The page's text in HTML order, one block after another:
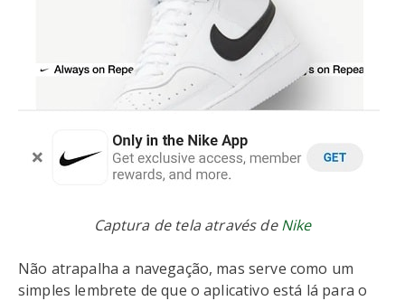
Captura de tela através deNike
Não atrapalha a navegação, mas serve como um
simples lembrete de que o aplicativo está lá para o